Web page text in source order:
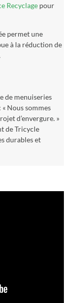
Recyclage pour
permet une
à la réduction de
de menuiseries
Nous sommes
d’envergure. »
de Tricycle
durables et